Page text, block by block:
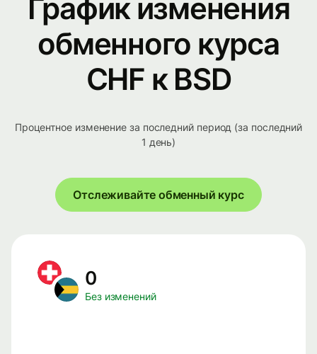
График изменения
обменного курса
CHF к BSD
Процентное изменение за последний период (за последний
1 день)
Отслеживайте обменный курс
0
Без изменений